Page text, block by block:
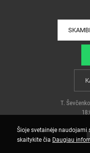
T.
Šioje svetainėje naudojami
skaitykite čia Daugiau